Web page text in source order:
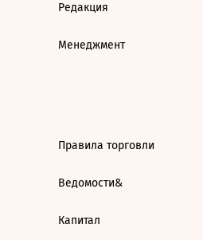
Редакция
Менеджмент
Правила торговли
Ведомости&
Капитал